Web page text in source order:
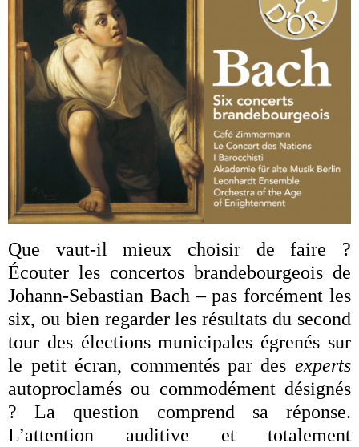
Que vaut-il mieux choisir de faire ?
Écouter les concertos brandebourgeois de
Johann-Sebastian Bach – pas forcément les
six, ou bien regarder les résultats du second
tour des élections municipales égrenés sur
le petit écran, commentés par des experts
autoproclamés ou commodément désignés
?
La question comprend sa réponse.
L’attention auditive et totalement